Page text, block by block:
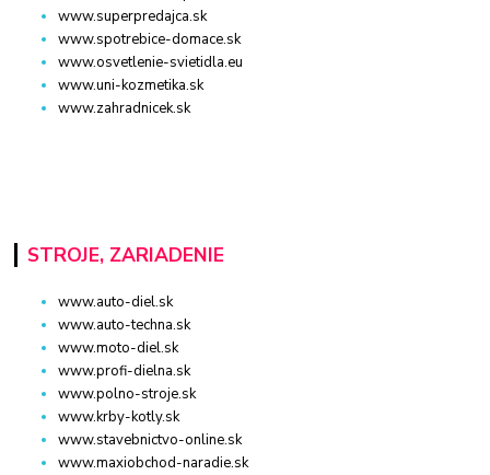
www.superpredajca.sk
www.spotrebice-domace.sk
www.osvetlenie-svietidla.eu
www.uni-kozmetika.sk
www.zahradnicek.sk
STROJE, ZARIADENIE
www.auto-diel.sk
www.auto-techna.sk
www.moto-diel.sk
www.profi-dielna.sk
www.polno-stroje.sk
www.krby-kotly.sk
www.stavebnictvo-online.sk
www.maxiobchod-naradie.sk